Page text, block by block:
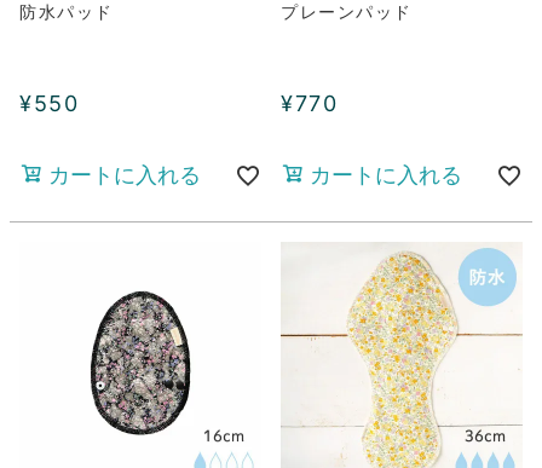
防水パッド
¥550
カートに入れる
プレーンパッド
¥770
カートに入れる